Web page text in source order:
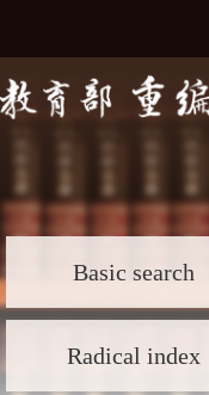
Basic search
Radical index